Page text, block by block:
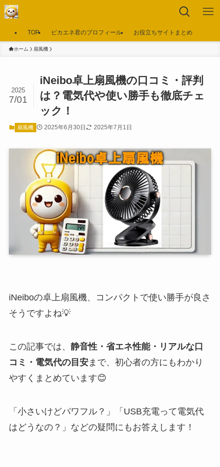
TOP ピカエネ君のプロフィール お役立ちサイトまとめ
ホーム 扇風機
iNeibo卓上扇風機の口コミ・評判
は？電気代や使い勝手も徹底チェ
ック！
2025
7/01
扇風機 2025年6月30日 2025年7月1日
iNeiboの卓上扇風機、コンパクトで使い勝手が良さ
そうですよね💡
この記事では、 静音性・省エネ性能・リアルな口
コミ・電気代の目安まで、初心者の方にもわかり
やすくまとめています😊
「小さいけどパワフル？」「USB充電って電気代
はどうなの？」などの疑問にもお答えします！